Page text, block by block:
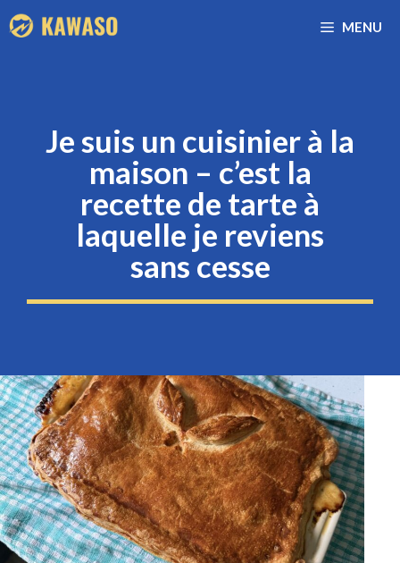
Aller
au
MENU
Je suis un cuisinier à la
maison – c’est la
recette de tarte à
laquelle je reviens
sans cesse